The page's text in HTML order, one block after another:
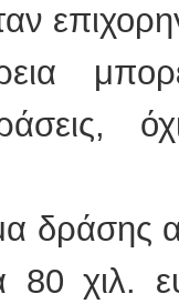
δράσης
80 χιλ.